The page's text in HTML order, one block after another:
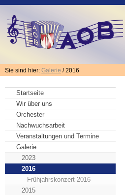
Sie sind hier: Galerie / 2016
Startseite
Wir über uns
Orchester
Nachwuchsarbeit
Veranstaltungen und Termine
Galerie
2023
2016
Frühjahrskonzert 2016
2015